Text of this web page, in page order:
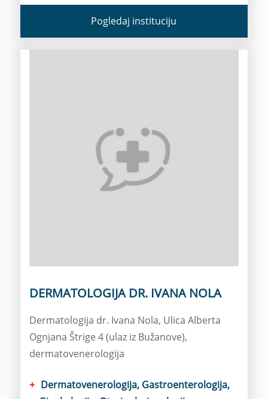
Pogledaj instituciju
DERMATOLOGIJA DR. IVANA NOLA
Dermatologija dr. Ivana Nola, Ulica Alberta
Ognjana Štrige 4 (ulaz iz Bužanove),
dermatovenerologija
Dermatovenerologija, Gastroenterologija,